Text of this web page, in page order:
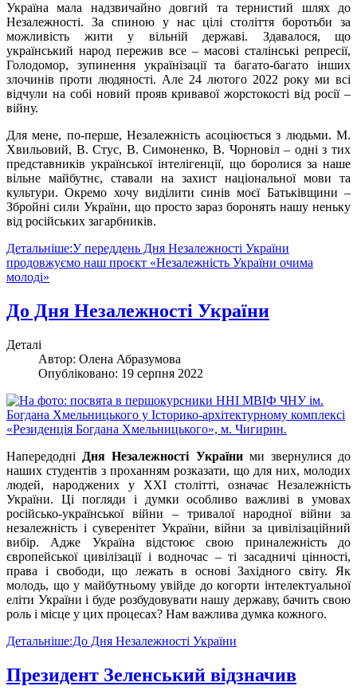
Україна мала надзвичайно довгий та тернистий шлях до
Незалежності. За спиною у нас цілі століття боротьби за
можливість жити у вільній державі. Здавалося, що
український народ пережив все – масові сталінські репресії,
Голодомор, зупинення українізації та багато-багато інших
злочинів проти людяності. Але 24 лютого 2022 року ми всі
відчули на собі новий прояв кривавої жорстокості від росії –
війну.
Для мене, по-перше, Незалежність асоціюється з людьми. М.
Хвильовий, В. Стус, В. Симоненко, В. Чорновіл – одні з тих
представників української інтелігенції, що боролися за наше
вільне майбутнє, ставали на захист національної мови та
культури. Окремо хочу виділити синів моєї Батьківщини –
Збройні сили України, що просто зараз боронять нашу неньку
від російських загарбників.
Детальніше:У переддень Дня Незалежності України
продовжуємо наш проєкт «Незалежність України очима
молоді»
До Дня Незалежності України
Деталі
Автор: Олена Абразумова
Опубліковано: 19 серпня 2022
Напередодні Дня Незалежності Україними звернулися до
наших студентів з проханням розказати, що для них, молодих
людей, народжених у ХХІ столітті, означає Незалежність
України. Ці погляди і думки особливо важливі в умовах
російсько-української війни – тривалої народної війни за
незалежність і суверенітет України, війни за цивілізаційний
вибір. Адже Україна відстоює свою приналежність до
європейської цивілізації і водночас – ті засадничі цінності,
права і свободи, що лежать в основі Західного світу. Як
молодь, що у майбутньому увійде до когорти інтелектуальної
еліти України і буде розбудовувати нашу державу, бачить свою
роль і місце у цих процесах? Нам важлива думка кожного.
Детальніше:До Дня Незалежності України
Президент Зеленський відзначив